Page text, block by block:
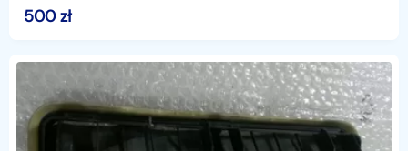
ZDJĘCIACH
500zł